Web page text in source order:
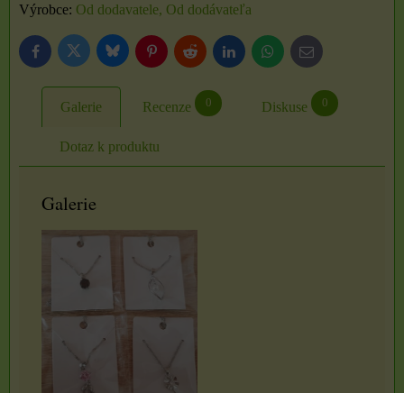
Výrobce: Od dodavatele, Od dodávateľa
FacebookTwitter BlueskyPinterestReddit LinkedInWhatsApp
E-
mail
Galerie Recenze 0 Diskuse 0
Dotaz k produktu
Galerie